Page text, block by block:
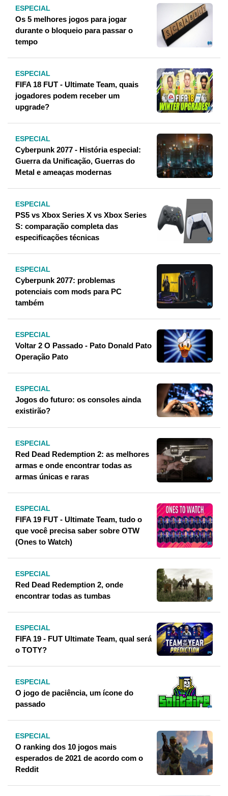
ESPECIAL
Os 5 melhores jogos para jogar
durante o bloqueio para passar o
tempo
ESPECIAL
FIFA 18 FUT - Ultimate Team, quais
jogadores podem receber um
upgrade?
ESPECIAL
Cyberpunk 2077 - História especial:
Guerra da Unificação, Guerras do
Metal e ameaças modernas
ESPECIAL
PS5 vs Xbox Series X vs Xbox Series
S: comparação completa das
especificações técnicas
ESPECIAL
Cyberpunk 2077: problemas
potenciais com mods para PC
também
ESPECIAL
Voltar 2 O Passado - Pato Donald Pato
Operação Pato
ESPECIAL
Jogos do futuro: os consoles ainda
existirão?
ESPECIAL
Red Dead Redemption 2: as melhores
armas e onde encontrar todas as
armas únicas e raras
ESPECIAL
FIFA 19 FUT - Ultimate Team, tudo o
que você precisa saber sobre OTW
(Ones to Watch)
ESPECIAL
Red Dead Redemption 2, onde
encontrar todas as tumbas
ESPECIAL
FIFA 19 - FUT Ultimate Team, qual será
o TOTY?
ESPECIAL
O jogo de paciência, um ícone do
passado
ESPECIAL
O ranking dos 10 jogos mais
esperados de 2021 de acordo com o
Reddit